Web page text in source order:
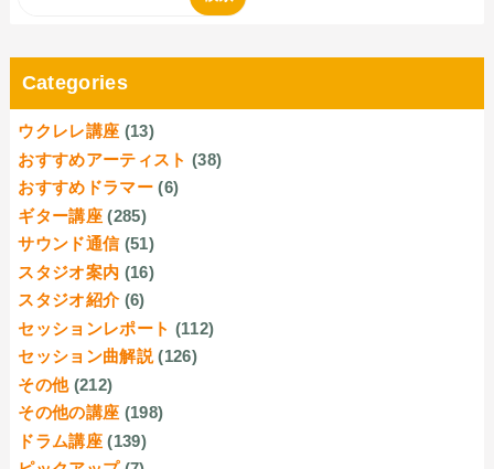
Categories
ウクレレ講座 (13)
おすすめアーティスト (38)
おすすめドラマー (6)
ギター講座 (285)
サウンド通信 (51)
スタジオ案内 (16)
スタジオ紹介 (6)
セッションレポート (112)
セッション曲解説 (126)
その他 (212)
その他の講座 (198)
ドラム講座 (139)